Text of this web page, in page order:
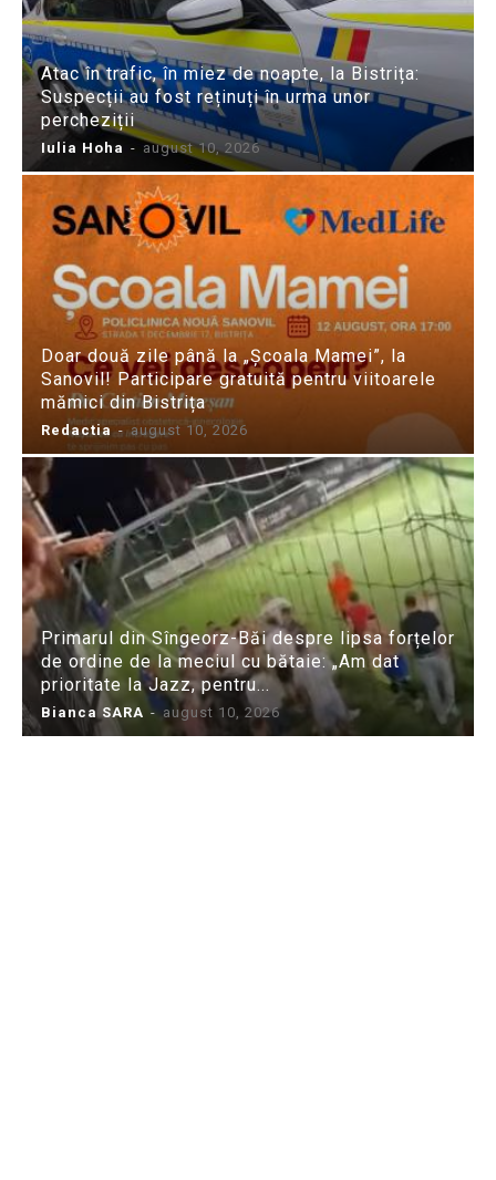
Atac în trafic, în miez de noapte, la Bistrița:
Suspecții au fost reținuți în urma unor
percheziții
Iulia Hoha - august 10, 2026
Doar două zile până la „Școala Mamei”, la
Sanovil! Participare gratuită pentru viitoarele
mămici din Bistrița
Redactia - august 10, 2026
Primarul din Sîngeorz-Băi despre lipsa forțelor
de ordine de la meciul cu bătaie: „Am dat
prioritate la Jazz, pentru...
Bianca SARA - august 10, 2026